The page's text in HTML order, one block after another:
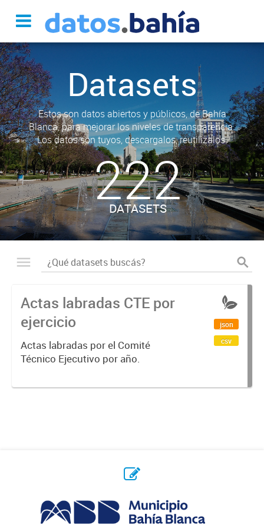
Datasets
Estos son datos abiertos y públicos, de Bahía
Blanca, para mejorar los niveles de transparencia.
Los datos son tuyos, descargalos, reutilizalos.
222
DATASETS
Actas labradas CTE por
ejercicio
Actas labradas por el Comité
Técnico Ejecutivo por año.
json
csv